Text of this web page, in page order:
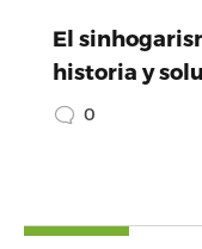
El
historia y
0